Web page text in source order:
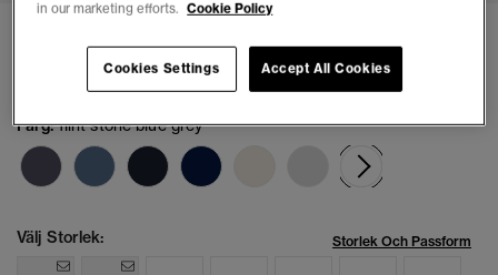
Färg:flint stone blue grey
Välj Storlek: Storlek Och Passform
in our marketing efforts. Cookie Policy
Accept All Cookies
Cookies Settings